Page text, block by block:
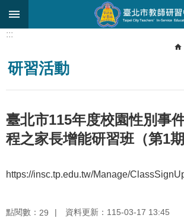
跳到主要內容區塊
搜
尋
於
中
心
究
:::
研習活動
臺北市115年度校園性別事
程之家長增能研習班（第1期
https://insc.tp.edu.tw/Manage/
點閱數： 29
資料更新：115-03-17 13:45